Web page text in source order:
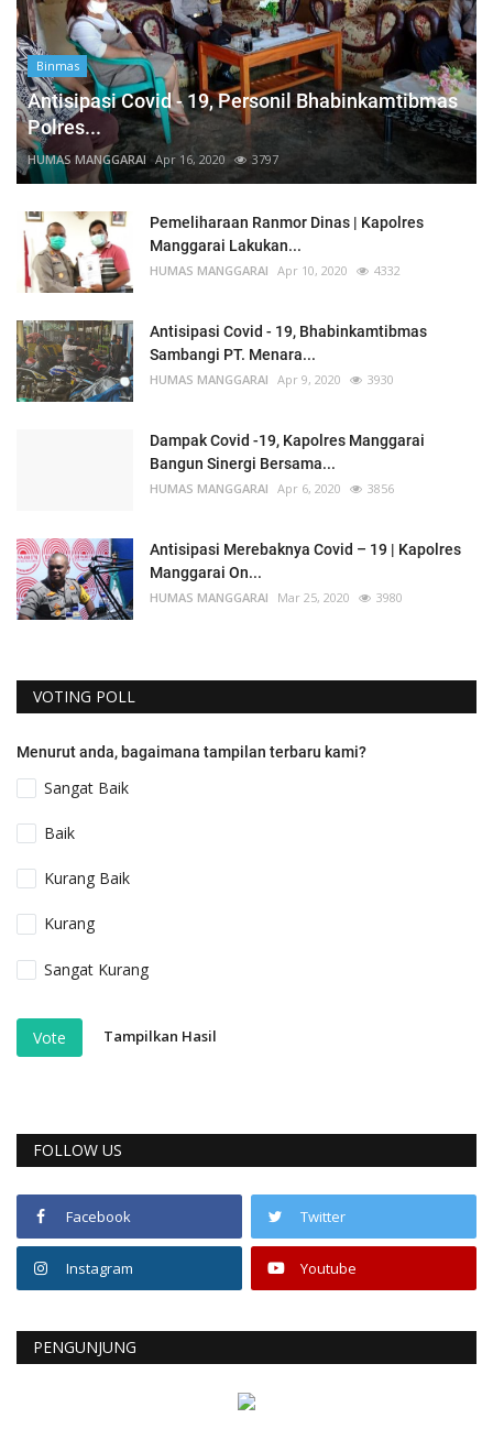
Binmas
Antisipasi Covid - 19, Personil Bhabinkamtibmas
Polres...
HUMAS MANGGARAI Apr 16, 2020 3797
Pemeliharaan Ranmor Dinas | Kapolres
Manggarai Lakukan...
HUMAS MANGGARAI Apr 10, 2020 4332
Antisipasi Covid - 19, Bhabinkamtibmas
Sambangi PT. Menara...
HUMAS MANGGARAI Apr 9, 2020 3930
Dampak Covid -19, Kapolres Manggarai
Bangun Sinergi Bersama...
HUMAS MANGGARAI Apr 6, 2020 3856
Antisipasi Merebaknya Covid – 19 | Kapolres
Manggarai On...
HUMAS MANGGARAI Mar 25, 2020 3980
VOTING POLL
Menurut anda, bagaimana tampilan terbaru kami?
Sangat Baik
Baik
Kurang Baik
Kurang
Sangat Kurang
Vote Tampilkan Hasil
FOLLOW US
Facebook Twitter
Instagram Youtube
PENGUNJUNG